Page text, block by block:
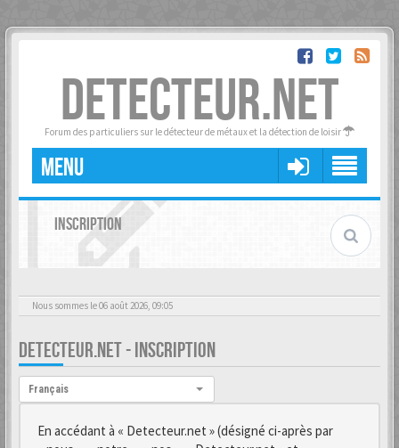
DETECTEUR.NET
Forum des particuliers sur le détecteur de métaux et la détection de loisir
MENU
INSCRIPTION
Nous sommes le 06 août 2026, 09:05
DETECTEUR.NET - INSCRIPTION
Langue :
Français
En accédant à « Detecteur.net » (désigné ci-après par